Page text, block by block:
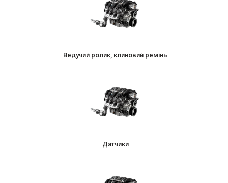
Ведучий ролик, клиновий ремінь
Датчики